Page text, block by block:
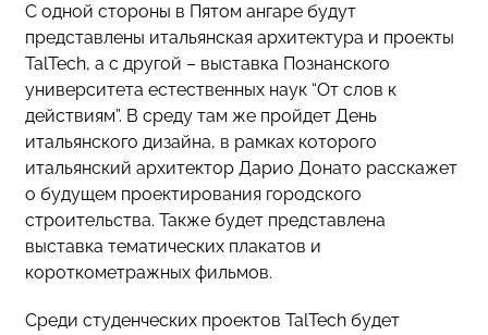
С одной стороны в Пятом ангаре будут
представлены итальянская архитектура и проекты
TalTech, а с другой – выставка Познанского
университета естественных наук “От слов к
действиям”. В среду там же пройдет День
итальянского дизайна, в рамках которого
итальянский архитектор Дарио Донато расскажет
о будущем проектирования городского
строительства. Также будет представлена
выставка тематических плакатов и
короткометражных фильмов.
Среди студенческих проектов TalTech будет